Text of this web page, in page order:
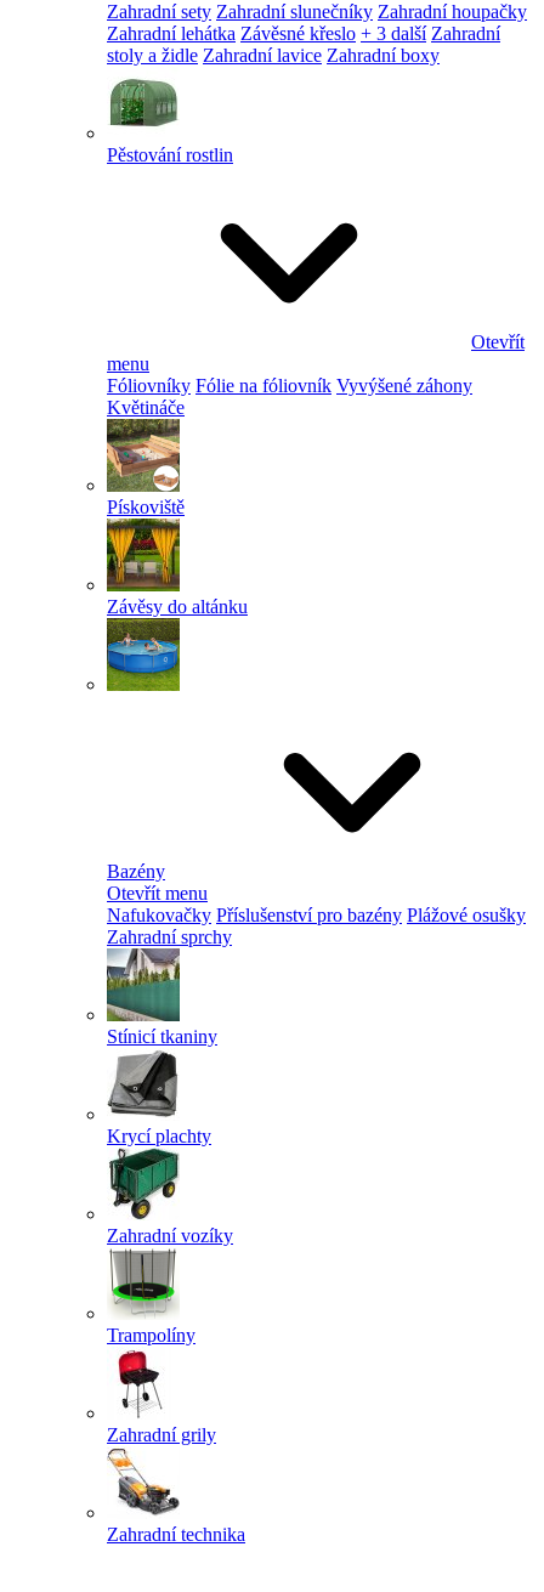
Zahradní sety Zahradní slunečníky Zahradní houpačky
Zahradní lehátka Závěsné křeslo + 3 další Zahradní
stoly a židle Zahradní lavice Zahradní boxy
Pěstování rostlin
Otevřít
menu
Fóliovníky Fólie na fóliovník Vyvýšené záhony
Květináče
Pískoviště
Závěsy do altánku
Bazény
Otevřít menu
Nafukovačky Příslušenství pro bazény Plážové osušky
Zahradní sprchy
Stínicí tkaniny
Krycí plachty
Zahradní vozíky
Trampolíny
Zahradní grily
Zahradní technika